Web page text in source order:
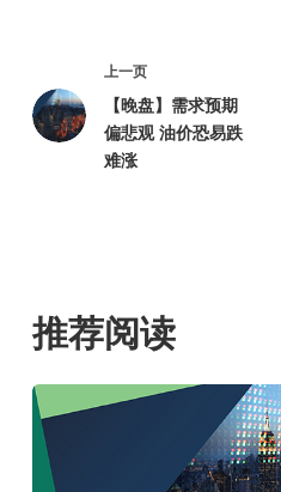
上一页
【晚盘】需求预期
偏悲观 油价恐易跌
难涨
推荐阅读